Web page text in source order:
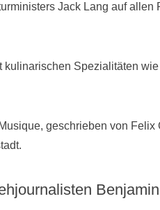
Jack Lang auf allen
kulinarischen Spezialitäten
geschrieben von Felix